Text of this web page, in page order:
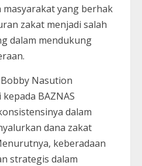
yang berhak
zakat menjadi salah
dalam mendukung
Nasution
BAZNAS
dalam
dana zakat
keberadaan
strategis dalam